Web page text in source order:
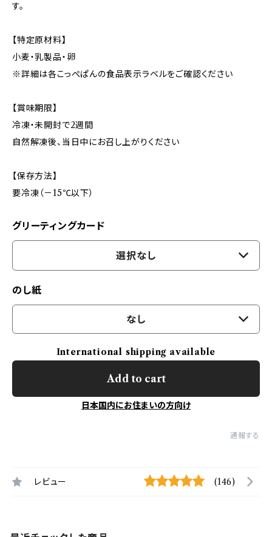
す。
【特定原材料】
小麦・乳製品・卵
※詳細は各こっぺぱんの食品表示ラベルをご確認ください
【賞味期限】
冷凍・未開封で2週間
自然解凍後、当日中にお召し上がりください
【保存方法】
要冷凍（－15℃以下）
グリーティングカード
選択なし
のし紙
なし
International shipping available
Add to cart
日本国内にお住まいの方向け
通報する
レビュー (146)